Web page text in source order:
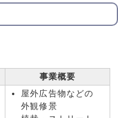
事業概要
屋外広告物などの
外観修景